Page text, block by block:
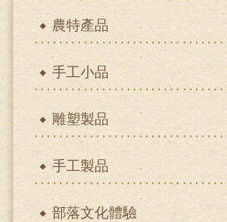
農特產品
手工小品
雕塑製品
手工製品
部落文化體驗